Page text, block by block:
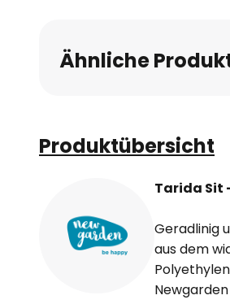
Bildgalerie
springen
Ähnliche
Produktübersicht
Tarida Sit
Geradlinig
aus dem